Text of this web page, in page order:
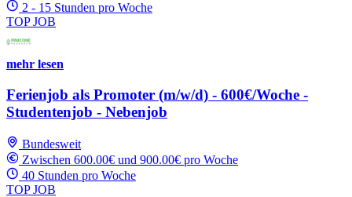
2 - 15 Stunden pro Woche
TOP JOB
mehr lesen
Ferienjob als Promoter (m/w/d) - 600€/Woche -
Studentenjob - Nebenjob
Bundesweit
Zwischen 600.00€ und 900.00€ pro Woche
40 Stunden pro Woche
TOP JOB